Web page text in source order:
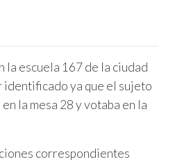
la escuela 167 de la ciudad
ya que el sujeto
la mesa 28 y votaba en la
correspondientes